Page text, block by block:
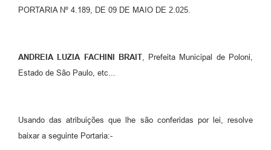
Ouvidoria
Galeria de Vídeos
Secretarias
Contas Públicas
PORTARIA Nº 4.189, DE 09 DE MAIO DE 2.025.
ANDREIA LUZIA FACHINI BRAIT, Prefeita Municipal de Poloni,
Estado de São Paulo, etc...
Usando das atribuições que lhe são conferidas por lei, resolve
baixar a seguinte Portaria:-